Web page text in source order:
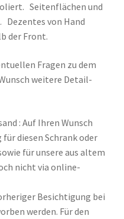
Seitenflächen und
Dezentes von Hand
der Front.
Fragen zu dem
weitere Detail-
: Auf Ihren Wunsch
diesen Schrank oder
für unsere aus altem
nicht via online-
Besichtigung bei
werden. Für den